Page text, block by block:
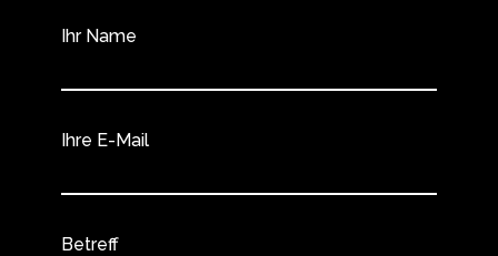
Ihr Name
Ihre E-Mail
Betreff